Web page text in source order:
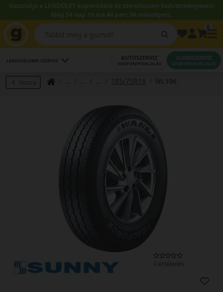
Használja a LENDÜLET kuponkódot és szereltessen kedvezményesen!
Még 54 nap 19 óra 46 perc 55 másodperc.
LEGKÖZELEBBI SZERVIZ AUTÓSZERVIZ
IDŐPONTFOGLALÁS
GUMISZERVIZ
IDŐPONTFOGLALÁS
Vissza 185/75R16
0 értékelés